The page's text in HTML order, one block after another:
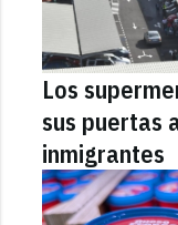
Los
sus puertas
inmigrantes